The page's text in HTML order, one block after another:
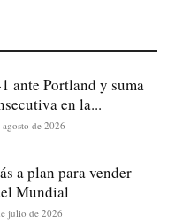
ante Portland y suma
en la...
agosto de 2026
a plan para vender
Mundial
julio de 2026